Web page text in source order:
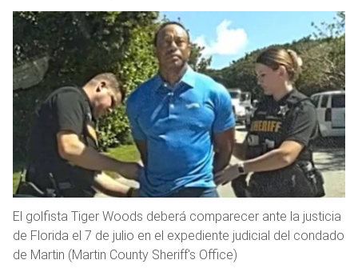
El golfista Tiger Woods deberá comparecer ante la justicia
de Florida el 7 de julio en el expediente judicial del condado
de Martin (Martin County Sheriff's Office)